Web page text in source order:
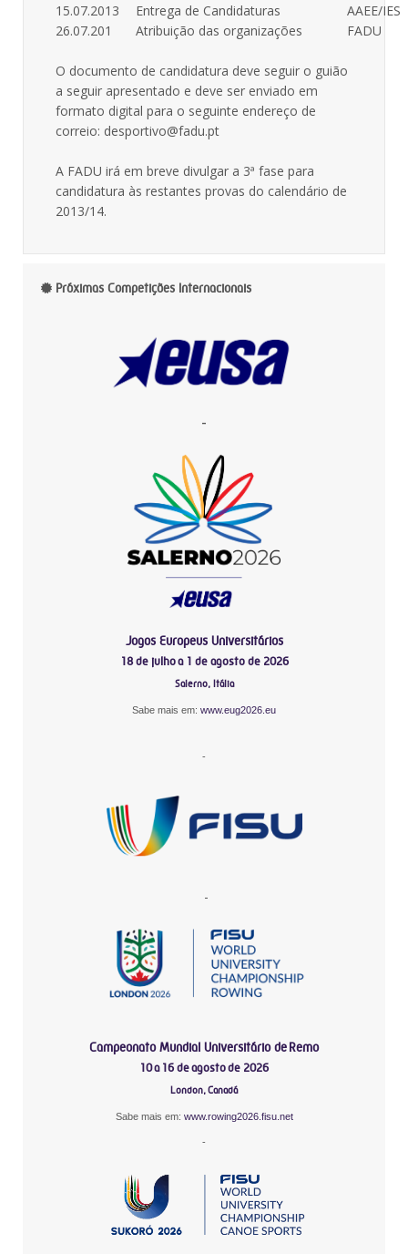
15.07.2013
Entrega de Candidaturas
AAEE/IES
26.07.201
Atribuição das organizações FADU
O documento de candidatura deve seguir o guião
a seguir apresentado e deve ser enviado em
formato digital para o seguinte endereço de
correio: desportivo@fadu.pt
A FADU irá em breve divulgar a 3ª fase para
candidatura às restantes provas do calendário de
2013/14.
Próximas Competições Internacionais
-
Jogos Europeus Universitários
18 de julho a 1 de agosto de 2026
Salerno, Itália
Sabe mais em: www.eug2026.eu
-
-
Campeonato Mundial Universitário de Remo
10 a 16 de agosto de 2026
London, Canadá
Sabe mais em: www.rowing2026.fisu.net
-